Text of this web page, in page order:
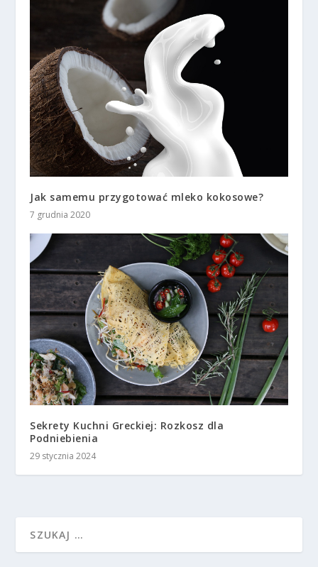
Jak samemu przygotować mleko kokosowe?
7 grudnia 2020
Sekrety Kuchni Greckiej: Rozkosz dla
Podniebienia
29 stycznia 2024